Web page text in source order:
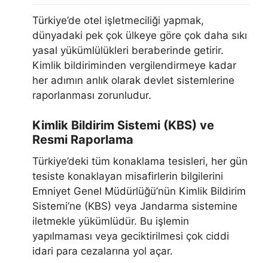
Türkiye’de otel işletmeciliği yapmak,
dünyadaki pek çok ülkeye göre çok daha sıkı
yasal yükümlülükleri beraberinde getirir.
Kimlik bildiriminden vergilendirmeye kadar
her adımın anlık olarak devlet sistemlerine
raporlanması zorunludur.
Kimlik Bildirim Sistemi (KBS) ve
Resmi Raporlama
Türkiye’deki tüm konaklama tesisleri, her gün
tesiste konaklayan misafirlerin bilgilerini
Emniyet Genel Müdürlüğü’nün Kimlik Bildirim
Sistemi’ne (KBS) veya Jandarma sistemine
iletmekle yükümlüdür. Bu işlemin
yapılmaması veya geciktirilmesi çok ciddi
idari para cezalarına yol açar.